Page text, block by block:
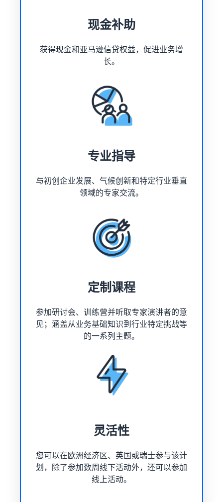
现金补助
获得现金和亚马逊信贷权益，促进业务增
长。
专业指导
与初创企业发展、气候创新和特定行业垂直
领域的专家交流。
定制课程
参加研讨会、训练营并听取专家演讲者的意
见；涵盖从业务基础知识到行业特定挑战等
的一系列主题。
灵活性
您可以在欧洲经济区、英国或瑞士参与该计
划，除了参加数周线下活动外，还可以参加
线上活动。